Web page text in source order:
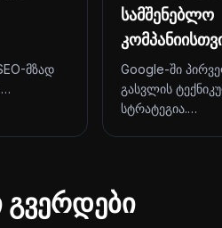
მზად
სამშენებლო
Google-ში
გასვლის
სტრატეგია.…